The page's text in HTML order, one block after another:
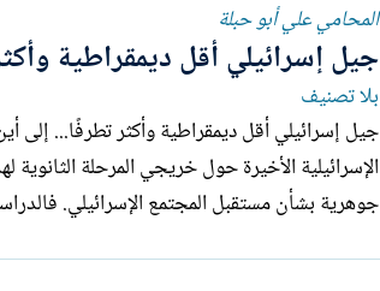
المحامي علي أبو حبلة
جيل إسرائيلي أقل ديمقراطية
بلا تصنيف
الإسرائيلية الأخيرة حول خريجي المرحلة الثانوية
جوهرية بشأن مستقبل المجتمع الإسرائيلي.